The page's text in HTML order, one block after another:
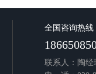
全国咨询热线
联系人：陶经